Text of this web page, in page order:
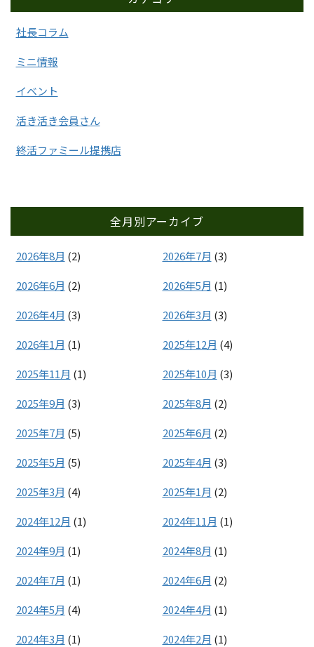
社長コラム
ミニ情報
イベント
活き活き会員さん
終活ファミール提携店
全月別アーカイブ
2026年8月 (2) 2026年7月 (3)
2026年6月 (2) 2026年5月 (1)
2026年4月 (3) 2026年3月 (3)
2026年1月 (1) 2025年12月 (4)
2025年11月 (1) 2025年10月 (3)
2025年9月 (3) 2025年8月 (2)
2025年7月 (5) 2025年6月 (2)
2025年5月 (5) 2025年4月 (3)
2025年3月 (4) 2025年1月 (2)
2024年12月 (1) 2024年11月 (1)
2024年9月 (1) 2024年8月 (1)
2024年7月 (1) 2024年6月 (2)
2024年5月 (4) 2024年4月 (1)
2024年3月 (1) 2024年2月 (1)